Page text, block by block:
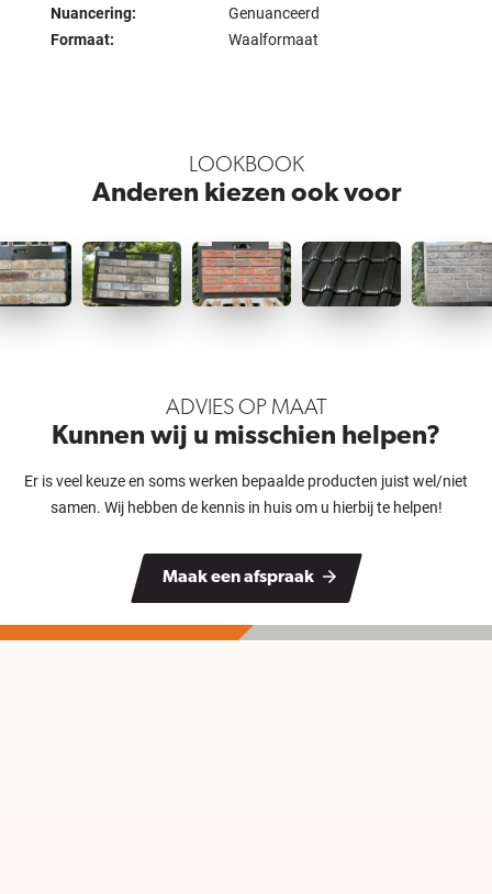
Nuancering:
Genuanceerd
Formaat:
Waalformaat
LOOKBOOK
Anderen kiezen ook voor
ADVIES OP MAAT
Kunnen wij u misschien helpen?
Er is veel keuze en soms werken bepaalde producten juist wel/niet
samen. Wij hebben de kennis in huis om u hierbij te helpen!
Maak een afspraak